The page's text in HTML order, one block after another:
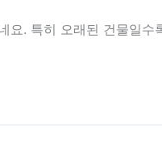
요. 특히 오래된 건물일수